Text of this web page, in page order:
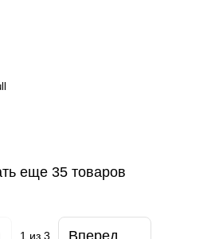
еще 35 товаров
1 из 3 Вперед